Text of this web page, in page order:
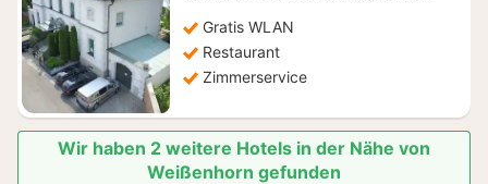
Gratis WLAN
Restaurant
Zimmerservice
Wir haben 2 weitere Hotels in der Nähe von
Weißenhorn gefunden